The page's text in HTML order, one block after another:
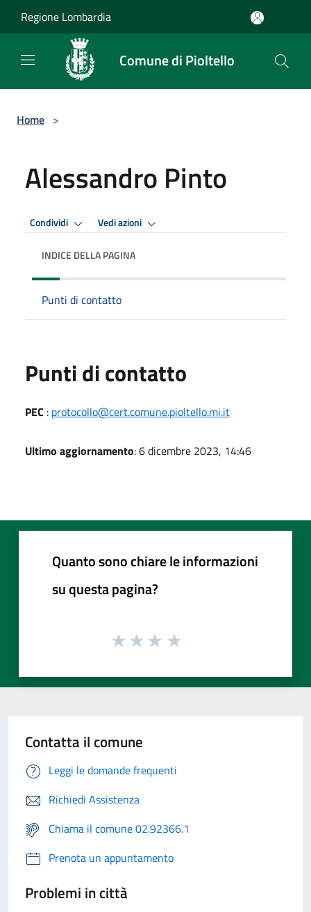
Regione Lombardia
Comune di Pioltello
Home >
Alessandro Pinto
Condividi Vedi azioni
INDICE DELLA PAGINA
Punti di contatto
Punti di contatto
PEC : protocollo@cert.comune.pioltello.mi.it
Ultimo aggiornamento: 6 dicembre 2023, 14:46
Quanto sono chiare le informazioni
su questa pagina?
Contatta il comune
Leggi le domande frequenti
Richiedi Assistenza
Chiama il comune 02.92366.1
Prenota un appuntamento
Problemi in città